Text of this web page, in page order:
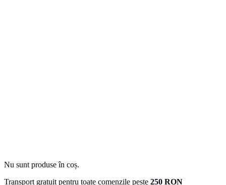
Nu sunt produse în coș.
Transport gratuit pentru toate comenzile peste 250 RON